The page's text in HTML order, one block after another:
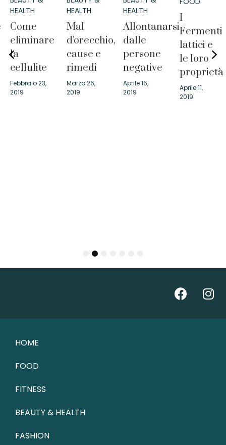
HEALTH
Come
eliminare
la
cellulite
Febbraio 23,
2019
HEALTH
Mal
d'orecchio,
cause e
rimedi
Marzo 26,
2019
HEALTH
Allontanarsi
dalle
persone
negative
Aprile 16,
2019
I
Fermenti
lattici e
le loro
proprietà
Aprile 11,
2019
5
HOME
FOOD
FITNESS
BEAUTY & HEALTH
FASHION